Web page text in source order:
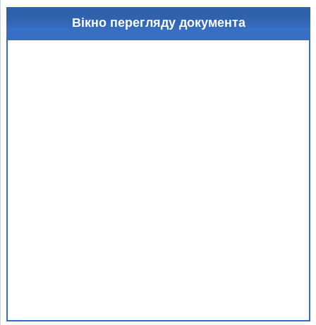
Вікно перегляду документа